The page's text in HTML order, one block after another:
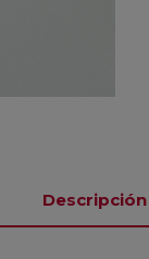
Descripción